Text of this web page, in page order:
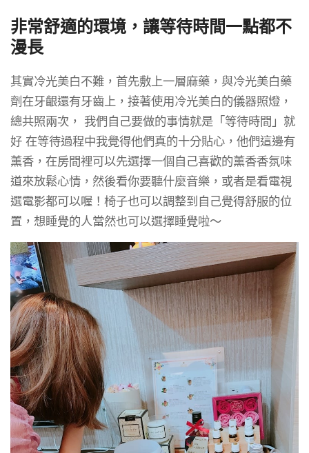
非常舒適的環境，讓等待時間一點都不
漫長
其實冷光美白不難，首先敷上一層麻藥，與冷光美白藥
劑在牙齦還有牙齒上，接著使用冷光美白的儀器照燈，
總共照兩次， 我們自己要做的事情就是「等待時間」就
好 在等待過程中我覺得他們真的十分貼心，他們這邊有
薰香，在房間裡可以先選擇一個自己喜歡的薰香香氛味
道來放鬆心情，然後看你要聽什麼音樂，或者是看電視
選電影都可以喔！椅子也可以調整到自己覺得舒服的位
置，想睡覺的人當然也可以選擇睡覺啦～